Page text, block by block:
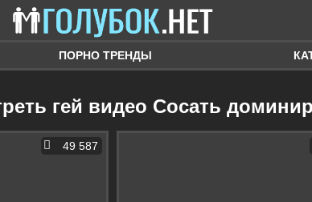
ПОРНО ТРЕНДЫ
гей видео Сосать
49 587